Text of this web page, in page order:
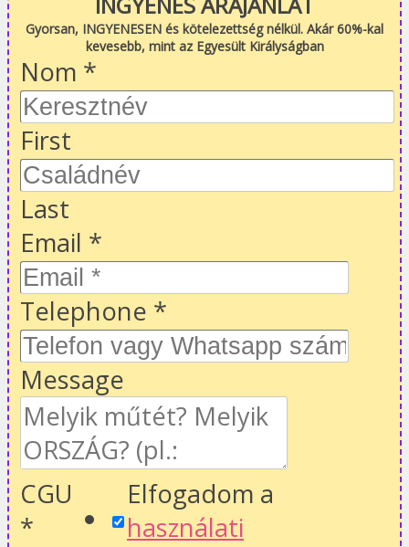
Gyorsan, INGYENESEN és kötelezettség nélkül. Akár 60%-kal
kevesebb, mint az Egyesült Királyságban
Nom *
First
Last
Email *
Telephone *
Message
CGU
*
Elfogadom a
használati